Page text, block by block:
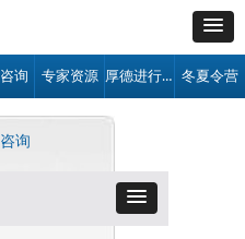
询 专家资源 厚德进行时 冬夏令营
询